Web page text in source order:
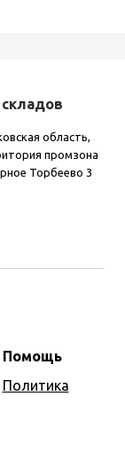
Помощь
Политика
область,
промзона
Торбеево 3